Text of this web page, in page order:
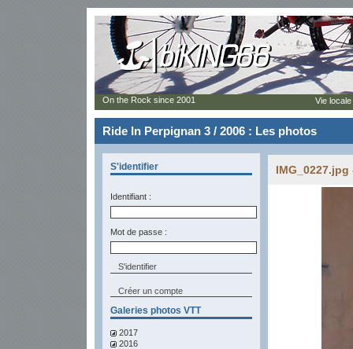
Ride In Perpignan 3 / 2006 : Les photos
S'identifier
Identifiant :
Mot de passe :
Créer un compte
Galeries photos VTT
2017
2016
IMG_0227.jpg
On the Rock since 2001 Vie